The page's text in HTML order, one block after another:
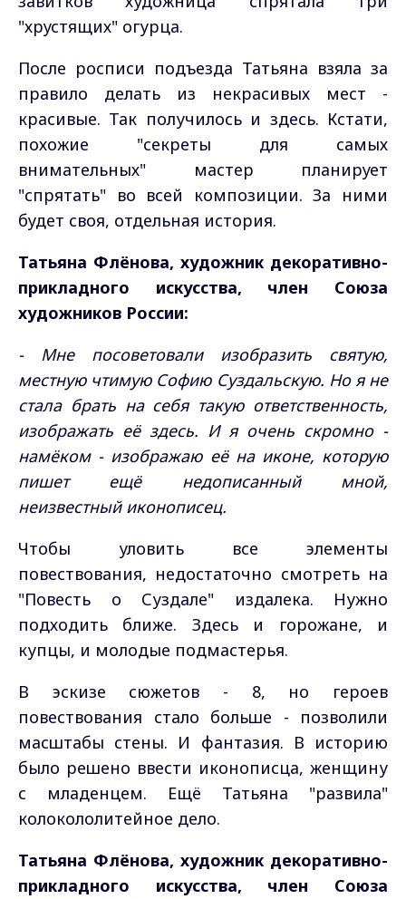
"хрустящих" огурца.
После росписи подъезда Татьяна взяла за
правило делать из некрасивых мест -
красивые. Так получилось и здесь. Кстати,
похожие "секреты для самых
внимательных" мастер планирует
"спрятать" во всей композиции. За ними
будет своя, отдельная история.
Татьяна Флёнова, художник декоративно-
прикладного искусства, член Союза
художников России:
- Мне посоветовали изобразить святую,
местную чтимую Софию Суздальскую. Но я не
стала брать на себя такую ответственность,
изображать её здесь. И я очень скромно -
намёком - изображаю её на иконе, которую
пишет ещё недописанный мной,
неизвестный иконописец.
Чтобы уловить все элементы
повествования, недостаточно смотреть на
"Повесть о Суздале" издалека. Нужно
подходить ближе. Здесь и горожане, и
купцы, и молодые подмастерья.
В эскизе сюжетов - 8, но героев
повествования стало больше - позволили
масштабы стены. И фантазия. В историю
было решено ввести иконописца, женщину
с младенцем. Ещё Татьяна "развила"
колокололитейное дело.
Татьяна Флёнова, художник декоративно-
прикладного искусства, член Союза